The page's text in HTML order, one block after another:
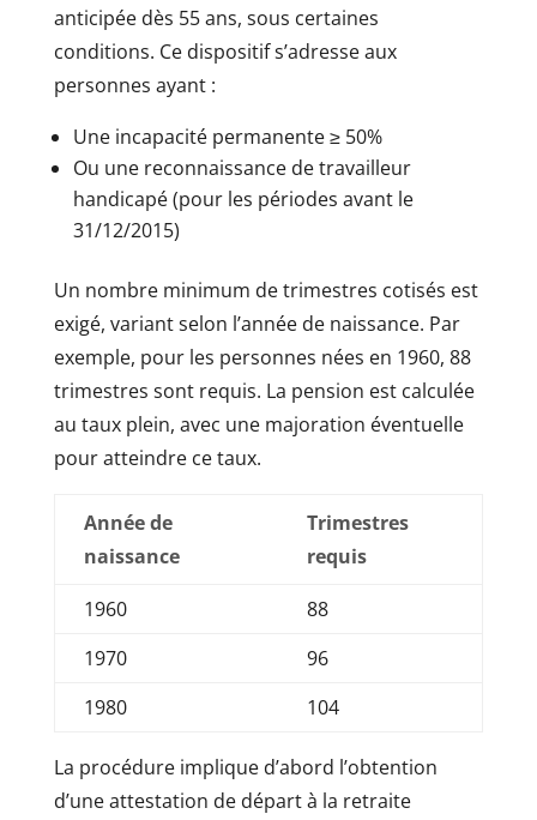
anticipée dès 55 ans, sous certaines
conditions. Ce dispositif s’adresse aux
personnes ayant :
Une incapacité permanente ≥ 50%
Ou une reconnaissance de travailleur
handicapé (pour les périodes avant le
31/12/2015)
Un nombre minimum de trimestres cotisés est
exigé, variant selon l’année de naissance. Par
exemple, pour les personnes nées en 1960, 88
trimestres sont requis. La pension est calculée
au taux plein, avec une majoration éventuelle
pour atteindre ce taux.
Année de
naissance
Trimestres
requis
1960
88
1970
96
1980
104
La procédure implique d’abord l’obtention
d’une attestation de départ à la retraite